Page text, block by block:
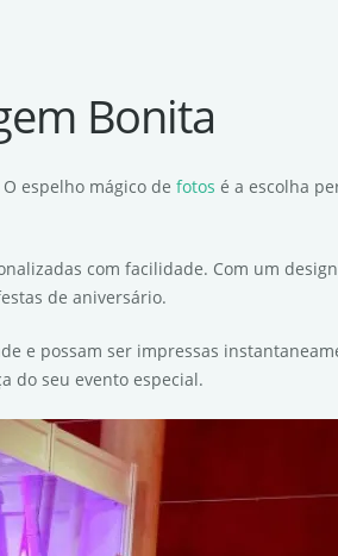
Bonita
espelho mágico de fotos é a escolha
com facilidade. Com um
de aniversário.
e possam ser impressas
do seu evento especial.